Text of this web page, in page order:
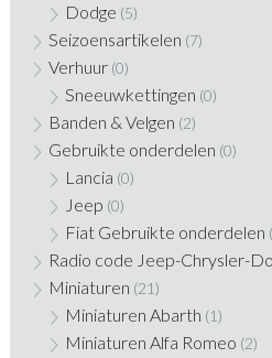
Dodge (5)
Seizoensartikelen (7)
Verhuur (0)
Sneeuwkettingen (0)
Banden & Velgen (2)
Gebruikte onderdelen (0)
Lancia (0)
Jeep (0)
Fiat Gebruikte onderdelen
Radio code Jeep-Chrysler-
Miniaturen (21)
Miniaturen Abarth (1)
Miniaturen Alfa Romeo (2)